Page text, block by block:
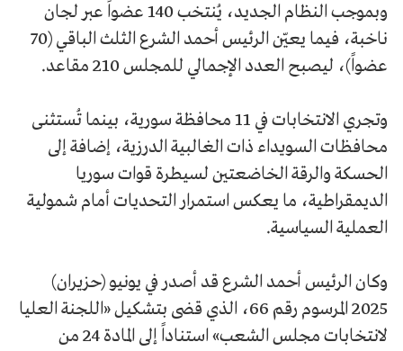
وبموجب النظام الجديد، يُنتخب 140 عضواً عبر لجان
ناخبة، فيما يعيّن الرئيس أحمد الشرع الثلث الباقي (70
عضواً)، ليصبح العدد الإجمالي للمجلس 210 مقاعد.
وتجري الانتخابات في 11 محافظة سورية، بينما تُستثنى
محافظات السويداء ذات الغالبية الدرزية، إضافة إلى
الحسكة والرقة الخاضعتين لسيطرة قوات سوريا
الديمقراطية، ما يعكس استمرار التحديات أمام شمولية
العملية السياسية.
وكان الرئيس أحمد الشرع قد أصدر في يونيو (حزيران)
2025 المرسوم رقم 66، الذي قضى بتشكيل «اللجنة العليا
لانتخابات مجلس الشعب» استناداً إلى المادة 24 من